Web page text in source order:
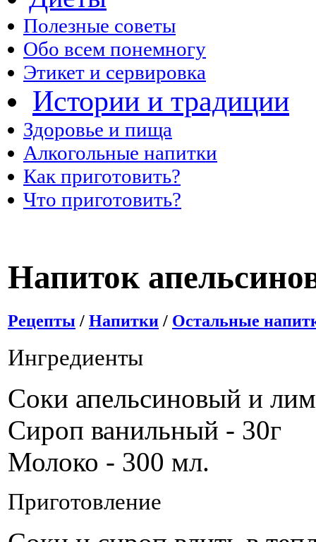
Полезные советы
Обо всем понемногу
Этикет и сервировка
Истории и традиции
Здоровье и пища
Алкогольные напитки
Как приготовить?
Что приготовить?
Напиток
Рецепты / Напитки / Остальные
Ингредиенты
Соки апельсиновый и
Сироп ванильный - 30г
Молоко - 300 мл.
Приготовление